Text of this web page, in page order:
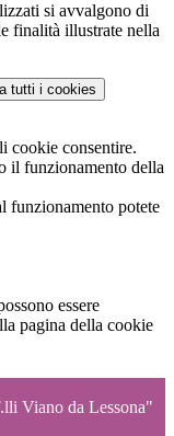
si avvalgono di
finalità illustrate nella
tutti i cookies
cookie consentire.
il funzionamento della
funzionamento potete
essere
pagina della cookie
Viano da Lessona"